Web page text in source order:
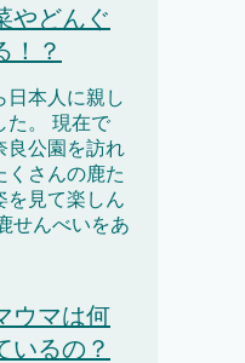
やどんぐ
！？
日本人に親し
た。 現在で
良公園を訪れ
くさんの鹿た
を見て楽しん
せんべいをあ
ウマは何
いるの？